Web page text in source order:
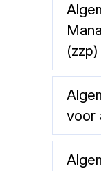
voor